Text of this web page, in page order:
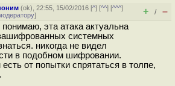
(ok), 22:55, 15/02/2016 [^] [^^] [^^^]
] + / –
эта атака актуальна
системных
никогда не видел
в подобном шифровании.
от попытки спрятаться в толпе,